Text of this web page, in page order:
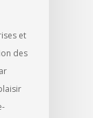
et
des